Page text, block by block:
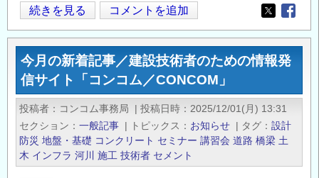
の
機
感
と
COP31
に
向
け
た
今
月
の
新
着
記
事
／
建
設
続きを見る コメントを追加
Opens in
今月の新着記事／建設技術者のための情報発
信サイト「コンコム／CONCOM」
投稿者 コンコム事務局 | 投稿日時
2025/12/01(月) 13:31
セクション
一般記事 | トピックス お知らせ | タグ
設計
防災 地盤・基礎 コンクリート セミナー 講習会 道路 橋梁 土
木 インフラ 河川 施工 技術者 セメント